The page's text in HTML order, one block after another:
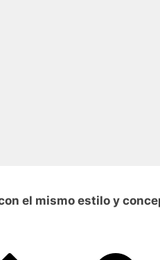
el mismo estilo y